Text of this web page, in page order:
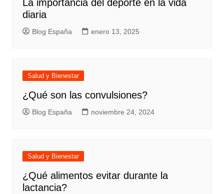
La importancia del deporte en la vida
diaria
Blog España enero 13, 2025
Salud y Bienestar
¿Qué son las convulsiones?
Blog España noviembre 24, 2024
Salud y Bienestar
¿Qué alimentos evitar durante la
lactancia?